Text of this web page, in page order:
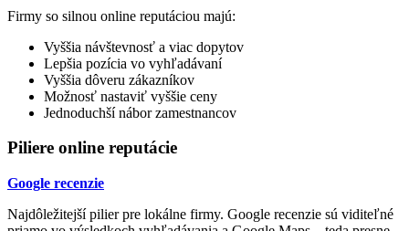
Firmy so silnou online reputáciou majú:
Vyššia návštevnosť a viac dopytov
Lepšia pozícia vo vyhľadávaní
Vyššia dôveru zákazníkov
Možnosť nastaviť vyššie ceny
Jednoduchší nábor zamestnancov
Piliere online reputácie
Google recenzie
Najdôležitejší pilier pre lokálne firmy. Google recenzie sú viditeľné